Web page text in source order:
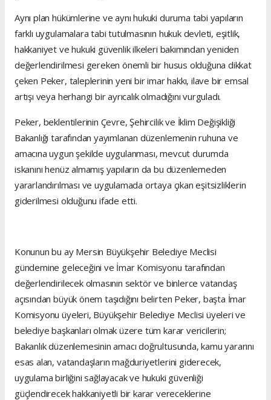
Aynı plan hükümlerine ve aynı hukuki duruma tabi yapıların
farklı uygulamalara tabi tutulmasının hukuk devleti, eşitlik,
hakkaniyet ve hukuki güvenlik ilkeleri bakımından yeniden
değerlendirilmesi gereken önemli bir husus olduğuna dikkat
çeken Peker, taleplerinin yeni bir imar hakkı, ilave bir emsal
artışı veya herhangi bir ayrıcalık olmadığını vurguladı.
Peker, beklentilerinin Çevre, Şehircilik ve İklim Değişikliği
Bakanlığı tarafından yayımlanan düzenlemenin ruhuna ve
amacına uygun şekilde uygulanması, mevcut durumda
iskanını henüz almamış yapıların da bu düzenlemeden
yararlandırılması ve uygulamada ortaya çıkan eşitsizliklerin
giderilmesi olduğunu ifade etti.
Konunun bu ay Mersin Büyükşehir Belediye Meclisi
gündemine geleceğini ve İmar Komisyonu tarafından
değerlendirilecek olmasının sektör ve binlerce vatandaş
açısından büyük önem taşıdığını belirten Peker, başta İmar
Komisyonu üyeleri, Büyükşehir Belediye Meclisi üyeleri ve
belediye başkanları olmak üzere tüm karar vericilerin;
Bakanlık düzenlemesinin amacı doğrultusunda, kamu yararını
esas alan, vatandaşların mağduriyetlerini giderecek,
uygulama birliğini sağlayacak ve hukuki güvenliği
güçlendirecek hakkaniyetli bir karar vereceklerine